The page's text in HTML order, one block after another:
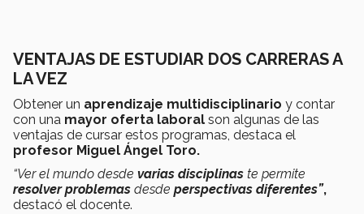
VENTAJAS DE ESTUDIAR DOS CARRERAS A
LA VEZ
Obtener un aprendizaje multidisciplinario y contar
con una mayor oferta laboral son algunas de las
ventajas de cursar estos programas, destaca el
profesor Miguel Ángel Toro.
“Ver el mundo desde varias disciplinas te permite
resolver problemas desde perspectivas diferentes”,
destacó el docente.